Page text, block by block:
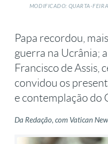
MODIFICADO: QUARTA-
Papa recordou,
guerra na Ucrânia;
Francisco de Assis,
convidou os
e contemplação do
Da Redação, com Vatican